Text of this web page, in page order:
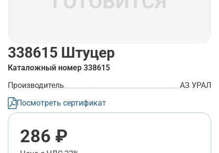
338615 Штуцер
Каталожный номер 338615
Производитель
АЗ УРАЛ
Посмотреть сертификат
286 ₽